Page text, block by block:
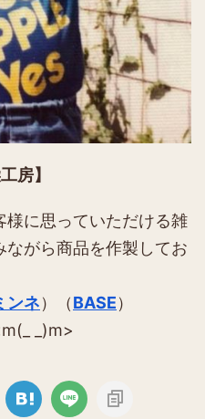
房】
様に思っていただける雑
がら商品を作製してお
ンネ）（BASE）
_)m>